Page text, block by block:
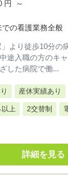
円 ～
の看護業務全般
より徒歩10分の
途入職の方のキ
した病院で働...
産休実績あり
上 2交替制
詳細を見る